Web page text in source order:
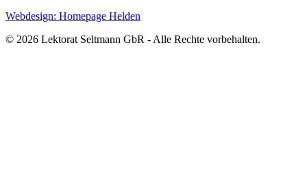
Webdesign: Homepage Helden
© 2026 Lektorat Seltmann GbR - Alle Rechte vorbehalten.